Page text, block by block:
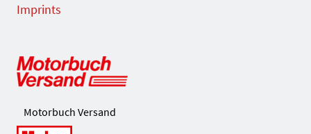
Imprints
Motorbuch Versand